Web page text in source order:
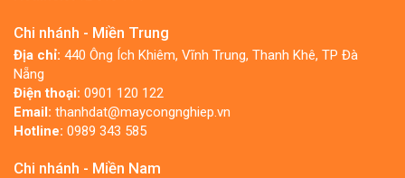
Chi nhánh - Miền Trung
Địa chỉ: 440 Ông Ích Khiêm, Vĩnh Trung, Thanh Khê, TP Đà
Nẵng
Điện thoại: 0901 120 122
Email: thanhdat@maycongnghiep.vn
Hotline: 0989 343 585
Chi nhánh - Miền Nam